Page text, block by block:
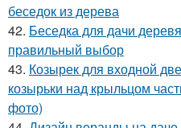
беседок из дерева
42. Беседка для дачи
правильный выбор
43. Козырек для входной
козырьки над крыльцом
фото)